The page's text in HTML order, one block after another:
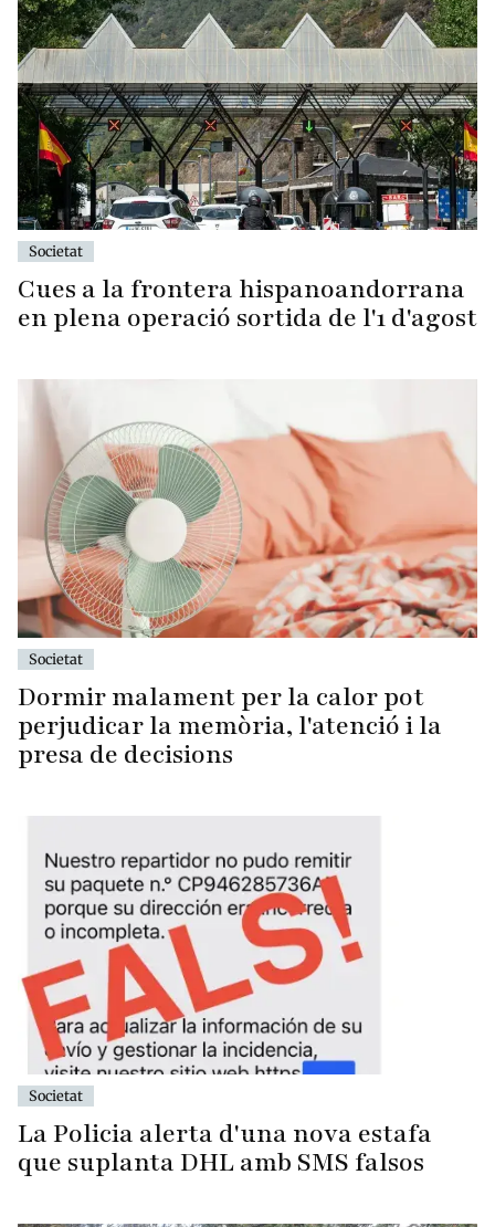
Societat
Cues a la frontera hispanoandorrana
en plena operació sortida de l'1 d'agost
Societat
Dormir malament per la calor pot
perjudicar la memòria, l'atenció i la
presa de decisions
Societat
La Policia alerta d'una nova estafa
que suplanta DHL amb SMS falsos